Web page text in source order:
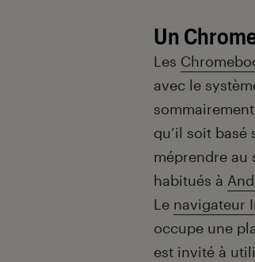
Un
Les
avec le
qu’il soit basé
méprendre au
habitués à
Le navigateur
occupe une
est invité à